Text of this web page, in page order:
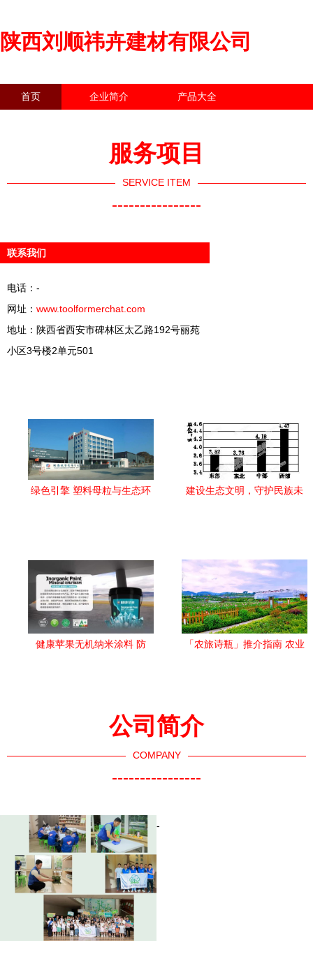
陕西刘顺祎卉建材有限公司
首页 企业简介 产品大全
服务项目
SERVICE ITEM
----------------
联系我们
电话：-
网址： www.toolformerchat.com
地址：陕西省西安市碑林区太乙路192号丽苑
小区3号楼2单元501
绿色引擎 塑料母粒与生态环
建设生态文明，守护民族未
健康苹果无机纳米涂料 防
「农旅诗瓶」推介指南 农业
公司简介
COMPANY
----------------
-